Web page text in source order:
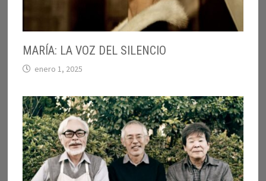
MARÍA: LA VOZ DEL SILENCIO
enero 1, 2025